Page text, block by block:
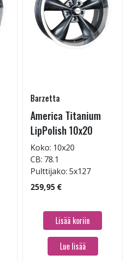
Barzetta
America Titanium
LipPolish 10x20
Koko: 10x20
CB: 78.1
Pulttijako: 5x127
259,95 €
Lisää koriin
Lue lisää